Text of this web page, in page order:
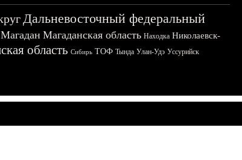
Дальневосточный федеральный
Магадан Магаданская область Находка Николаевск-
область Сибирь ТОФ Тында Улан-Удэ Уссурийск